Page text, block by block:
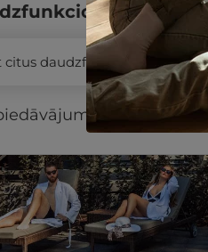
Apraksts
citus daudzfunkcionālās
piedāvājumi